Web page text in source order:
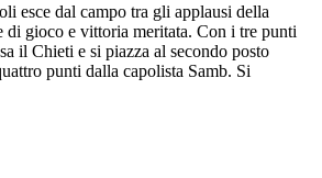
esce dal campo tra gli applausi della
di gioco e vittoria meritata. Con i tre punti
il Chieti e si piazza al secondo posto
punti dalla capolista Samb. Si